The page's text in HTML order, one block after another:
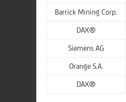
Barrick Mining Corp.
DAX®
Siemens AG
Orange S.A.
DAX®